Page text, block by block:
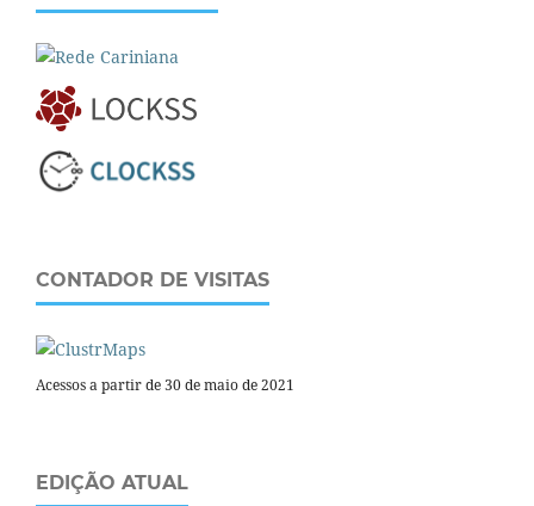
CONTADOR DE VISITAS
Acessos a partir de 30 de maio de 2021
EDIÇÃO ATUAL